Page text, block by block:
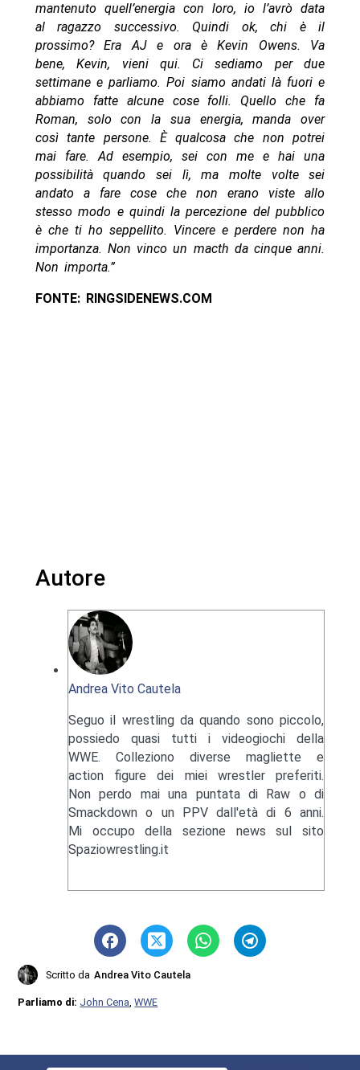
mantenuto quell’energia con loro, io l’avrò data
al ragazzo successivo. Quindi ok, chi è il
prossimo? Era AJ e ora è Kevin Owens. Va
bene, Kevin, vieni qui. Ci sediamo per due
settimane e parliamo. Poi siamo andati là fuori e
abbiamo fatte alcune cose folli. Quello che fa
Roman, solo con la sua energia, manda over
così tante persone. È qualcosa che non potrei
mai fare. Ad esempio, sei con me e hai una
possibilità quando sei lì, ma molte volte sei
andato a fare cose che non erano viste allo
stesso modo e quindi la percezione del pubblico
è che ti ho seppellito. Vincere e perdere non ha
importanza. Non vinco un macth da cinque anni.
Non importa.”
FONTE: RINGSIDENEWS.COM
Autore
Andrea Vito Cautela
Seguo il wrestling da quando sono piccolo,
possiedo quasi tutti i videogiochi della
WWE. Colleziono diverse magliette e
action figure dei miei wrestler preferiti.
Non perdo mai una puntata di Raw o di
Smackdown o un PPV dall'età di 6 anni.
Mi occupo della sezione news sul sito
Spaziowrestling.it
Scritto da Andrea Vito Cautela
Parliamo di: John Cena ,WWE